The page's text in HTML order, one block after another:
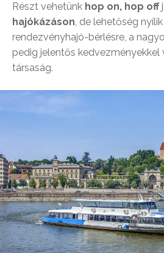
Részt vehetünk hop on, hop off
hajókázáson, de lehetőség
rendezvényhajó-bérlésre, a
pedig jelentős kedvezményekkel
társaság.